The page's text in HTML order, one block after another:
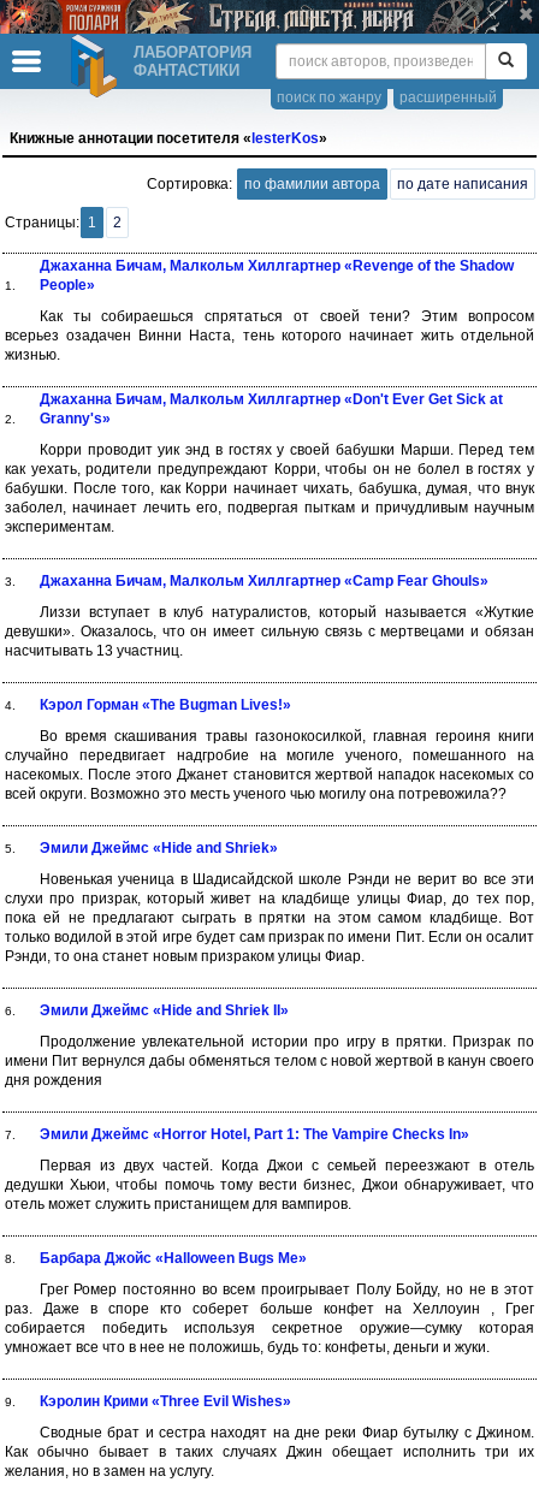
ЛАБОРАТОРИЯ
ФАНТАСТИКИ
расширенный
поиск по жанру
Книжные аннотации посетителя « lesterKos»
Сортировка: по фамилии автора по дате написания
Страницы: 1 2
1.
Джаханна Бичам, Малкольм Хиллгартнер «Revenge of the Shadow
People»
Как ты собираешься спрятаться от своей тени? Этим вопросом
всерьез озадачен Винни Наста, тень которого начинает жить отдельной
жизнью.
2.
Джаханна Бичам, Малкольм Хиллгартнер «Don't Ever Get Sick at
Granny's»
Корри проводит уик энд в гостях у своей бабушки Марши. Перед тем
как уехать, родители предупреждают Корри, чтобы он не болел в гостях у
бабушки. После того, как Корри начинает чихать, бабушка, думая, что внук
заболел, начинает лечить его, подвергая пыткам и причудливым научным
экспериментам.
3.
Джаханна Бичам, Малкольм Хиллгартнер «Camp Fear Ghouls»
Лиззи вступает в клуб натуралистов, который называется «Жуткие
девушки». Оказалось, что он имеет сильную связь с мертвецами и обязан
насчитывать 13 участниц.
4.
Кэрол Горман «The Bugman Lives!»
Во время скашивания травы газонокосилкой, главная героиня книги
случайно передвигает надгробие на могиле ученого, помешанного на
насекомых. После этого Джанет становится жертвой нападок насекомых со
всей округи. Возможно это месть ученого чью могилу она потревожила??
5.
Эмили Джеймс «Hide and Shriek»
Новенькая ученица в Шадисайдской школе Рэнди не верит во все эти
слухи про призрак, который живет на кладбище улицы Фиар, до тех пор,
пока ей не предлагают сыграть в прятки на этом самом кладбище. Вот
только водилой в этой игре будет сам призрак по имени Пит. Если он осалит
Рэнди, то она станет новым призраком улицы Фиар.
6.
Эмили Джеймс «Hide and Shriek II»
Продолжение увлекательной истории про игру в прятки. Призрак по
имени Пит вернулся дабы обменяться телом с новой жертвой в канун своего
дня рождения
7.
Эмили Джеймс «Horror Hotel, Part 1: The Vampire Checks In»
Первая из двух частей. Когда Джои с семьей переезжают в отель
дедушки Хьюи, чтобы помочь тому вести бизнес, Джои обнаруживает, что
отель может служить пристанищем для вампиров.
8.
Барбара Джойс «Halloween Bugs Me»
Грег Ромер постоянно во всем проигрывает Полу Бойду, но не в этот
раз. Даже в споре кто соберет больше конфет на Хеллоуин , Грег
собирается победить используя секретное оружие—сумку которая
умножает все что в нее не положишь, будь то: конфеты, деньги и жуки.
9.
Кэролин Крими «Three Evil Wishes»
Сводные брат и сестра находят на дне реки Фиар бутылку с Джином.
Как обычно бывает в таких случаях Джин обещает исполнить три их
желания, но в замен на услугу.